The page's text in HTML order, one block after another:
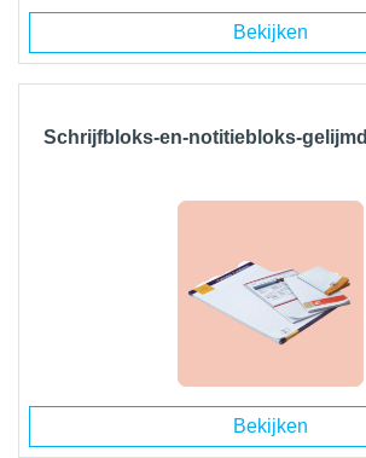
Bekijken
Schrijfbloks-en-notitiebloks-gelijmd
Bekijken